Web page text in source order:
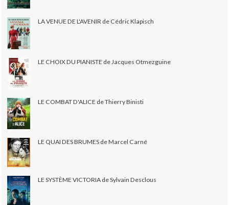
LA VENUE DE L'AVENIR de Cédric Klapisch
LE CHOIX DU PIANISTE de Jacques Otmezguine
LE COMBAT D'ALICE de Thierry Binisti
LE QUAI DES BRUMES de Marcel Carné
LE SYSTÈME VICTORIA de Sylvain Desclous